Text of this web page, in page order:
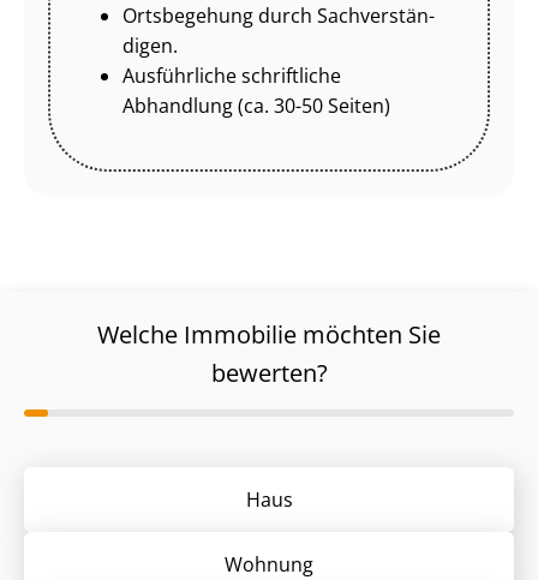
Ortsbegehung durch Sach­ver­stän­
di­gen.
Ausführliche schriftliche
Abhandlung (ca. 30-50 Seiten)
Welche Immobilie möchten Sie
bewerten?
Haus
Wohnung